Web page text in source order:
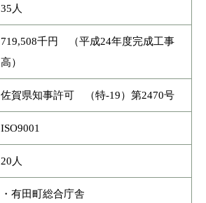
35人
719,508千円 （平成24年度完成工事
高）
佐賀県知事許可 （特-19）第2470号
ISO9001
20人
・有田町総合庁舎